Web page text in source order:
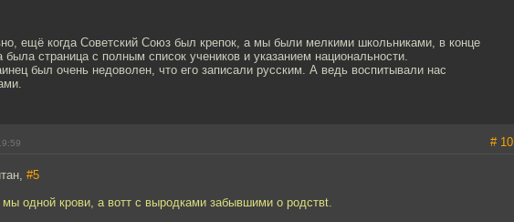
ещё когда Советский Союз был крепок, а мы были мелкими школьниками, в конце
была страница с полным список учеников и указанием национальности.
был очень недоволен, что его записали русским. А ведь воспитывали нас
# 10
#5
одной крови, а вотт с выродками забывшими о родствt.